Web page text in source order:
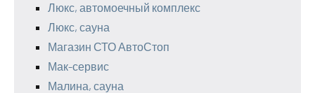
Люкс, автомоечный комплекс
Люкс, сауна
Магазин СТО АвтоСтоп
Мак-сервис
Малина, сауна